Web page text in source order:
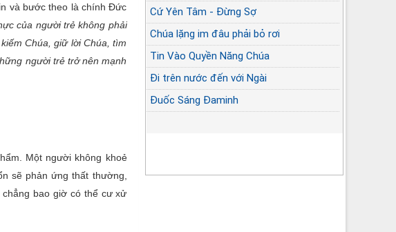
và bước theo là chính Đức
của người trẻ không phải
Chúa, giữ lời Chúa, tìm
người trẻ trở nên mạnh
Một người không khoẻ
sẽ phản ứng thất thường,
bao giờ có thể cư xử
Cứ Yên Tâm - Đừng Sợ
Chúa lặng im đâu phải bỏ rơi
Tin Vào Quyền Năng Chúa
Đi trên nước đến với Ngài
Đuốc Sáng Đaminh